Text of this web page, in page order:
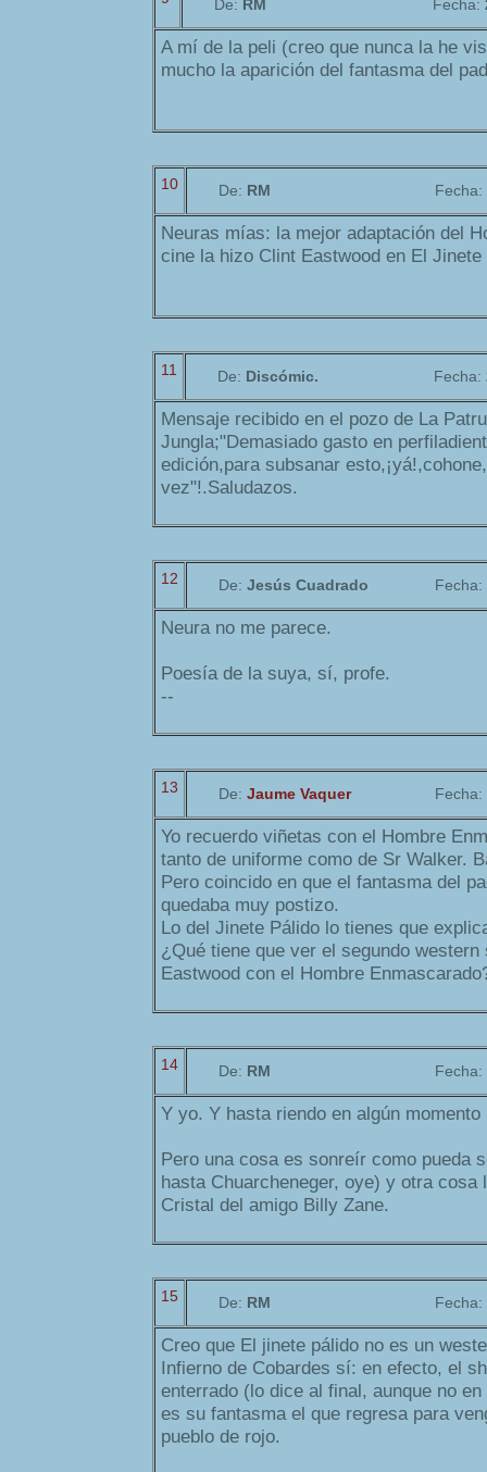
De: RM Fecha:
A mí de la peli (creo que nunca la he
mucho la aparición del fantasma del
10 De: RM Fecha:
Neuras mías: la mejor adaptación del
cine la hizo Clint Eastwood en El Jinete
11 De: Discómic. Fecha:
Mensaje recibido en el pozo de La
Jungla;"Demasiado gasto en
edición,para subsanar
vez"!.Saludazos.
12 De: Jesús Cuadrado Fecha:
Neura no me parece.
Poesía de la suya, sí, profe.
--
13 De: Jaume Vaquer Fecha:
Yo recuerdo viñetas con el Hombre
tanto de uniforme como de Sr Walker.
Pero coincido en que el fantasma del
quedaba muy postizo.
Lo del Jinete Pálido lo tienes que
¿Qué tiene que ver el segundo western
Eastwood con el Hombre
14 De: RM Fecha:
Y yo. Y hasta riendo en algún momento
Pero una cosa es sonreír como pueda
hasta Chuarcheneger, oye) y otra
Cristal del amigo Billy Zane.
15 De: RM Fecha:
Creo que El jinete pálido no es un
Infierno de Cobardes sí: en efecto, el
enterrado (lo dice al final, aunque no
es su fantasma el que regresa para
pueblo de rojo.